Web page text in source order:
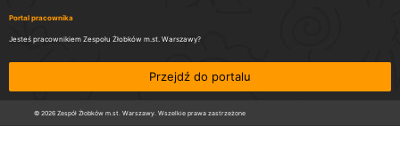
Portal pracownika
Jesteś pracownikiem Zespołu Żłobków m.st. Warszawy?
Przejdź do portalu
© 2026 Zespół Żłobków m.st. Warszawy. Wszelkie prawa zastrzeżone